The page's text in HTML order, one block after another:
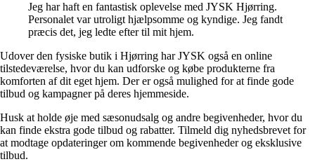
Jeg har haft en fantastisk oplevelse med JYSK Hjørring.
Personalet var utroligt hjælpsomme og kyndige. Jeg fandt
præcis det, jeg ledte efter til mit hjem.
Udover den fysiske butik i Hjørring har JYSK også en online
tilstedeværelse, hvor du kan udforske og købe produkterne fra
komforten af dit eget hjem. Der er også mulighed for at finde gode
tilbud og kampagner på deres hjemmeside.
Husk at holde øje med sæsonudsalg og andre begivenheder, hvor du
kan finde ekstra gode tilbud og rabatter. Tilmeld dig nyhedsbrevet for
at modtage opdateringer om kommende begivenheder og eksklusive
tilbud.